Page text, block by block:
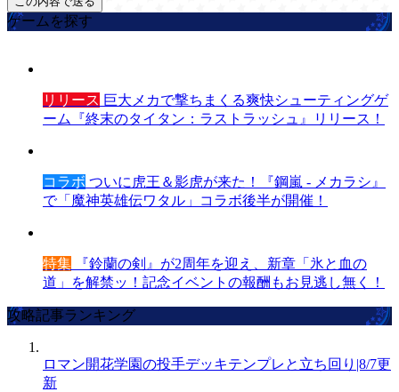
ゲームを探す
リリース 巨大メカで撃ちまくる爽快シューティングゲ
ーム『終末のタイタン：ラストラッシュ』リリース！
コラボ ついに虎王＆影虎が来た！『鋼嵐 - メカラシ』
で「魔神英雄伝ワタル」コラボ後半が開催！
特集 『鈴蘭の剣』が2周年を迎え、新章「氷と血の
道」を解禁ッ！記念イベントの報酬もお見逃し無く！
攻略記事ランキング
ロマン開花学園の投手デッキテンプレと立ち回り|8/7更
新